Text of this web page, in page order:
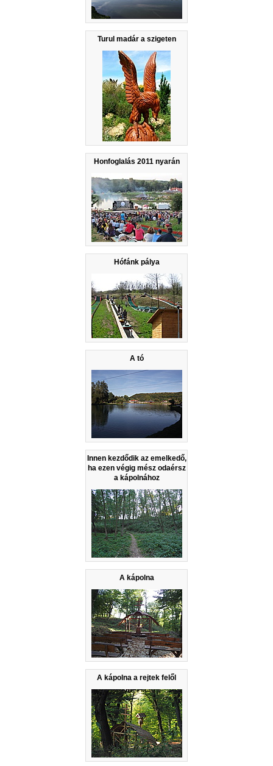
Turul madár a szigeten
Honfoglalás 2011 nyarán
Hófánk pálya
A tó
Innen kezdődik az emelkedő,
ha ezen végig mész odaérsz
a kápolnához
A kápolna
A kápolna a rejtek felől